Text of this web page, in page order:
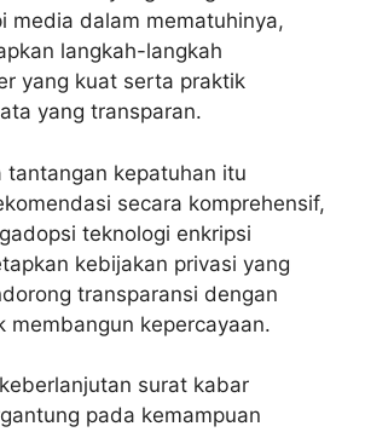
media dalam mematuhinya,
langkah-langkah
yang kuat serta praktik
yang transparan.
tantangan kepatuhan itu
secara komprehensif,
teknologi enkripsi
kebijakan privasi yang
transparansi dengan
membangun kepercayaan.
surat kabar
pada kemampuan